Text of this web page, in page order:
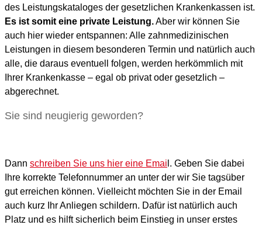
des Leistungskataloges der gesetzlichen Krankenkassen ist.
Es ist somit eine private Leistung.Aber wir können Sie
auch hier wieder entspannen: Alle zahnmedizinischen
Leistungen in diesem besonderen Termin und natürlich auch
alle, die daraus eventuell folgen, werden herkömmlich mit
Ihrer Krankenkasse – egal ob privat oder gesetzlich –
abgerechnet.
Sie sind neugierig geworden?
Dann schreiben Sie uns hier eine Emai l. Geben Sie dabei
Ihre korrekte Telefonnummer an unter der wir Sie tagsüber
gut erreichen können. Vielleicht möchten Sie in der Email
auch kurz Ihr Anliegen schildern. Dafür ist natürlich auch
Platz und es hilft sicherlich beim Einstieg in unser erstes